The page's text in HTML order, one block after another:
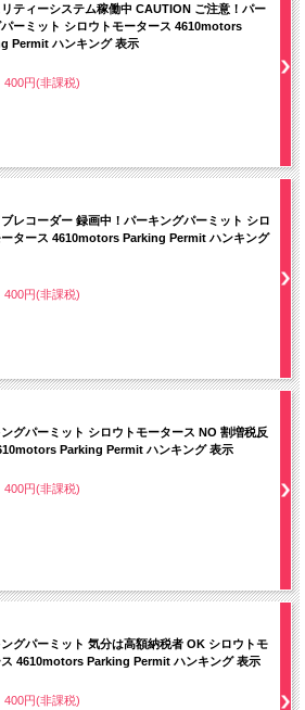
ティーシステム稼働中 CAUTION ご注意！パー
パーミット シロウトモータース 4610motors
Permit ハンキング 表示
400円(非課税)
ブレコーダー 録画中！パーキングパーミット シロ
ータース 4610motors Parking Permit ハンキング
400円(非課税)
グパーミット シロウトモータース NO 割増税反
Parking Permit ハンキング 表示
400円(非課税)
グパーミット 気分は高額納税者 OK シロウトモ
ス 4610motors Parking Permit ハンキング 表示
400円(非課税)